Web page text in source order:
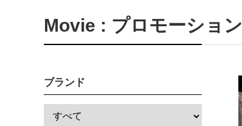
Movie : プロモーション
ブランド